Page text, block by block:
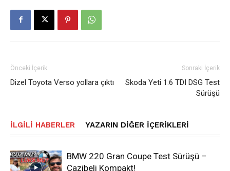
Önceki İçerik
Dizel Toyota Verso yollara çıktı
Sonraki İçerik
Skoda Yeti 1.6 TDI DSG Test
Sürüşü
İLGILI HABERLER YAZARIN DIĞER İÇERIKLERI
BMW 220 Gran Coupe Test Sürüşü –
Cazibeli Kompakt!